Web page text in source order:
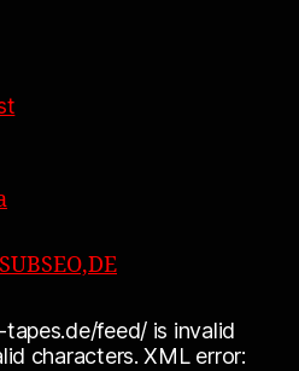
feed/ is invalid
characters. XML error: